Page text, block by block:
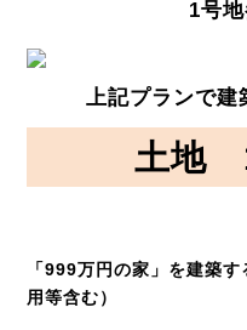
1号
上記プランで建
土地
「999万円の家」を建築
用等含む）